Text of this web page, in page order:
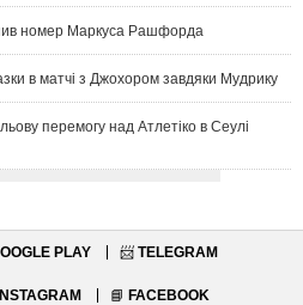
номер Маркуса Рашфорда
в матчі з Джохором завдяки Мудрику
перемогу над Атлетіко в Сеулі
PLAY 📨 TELEGRAM
INSTAGRAM 📘 FACEBOOK